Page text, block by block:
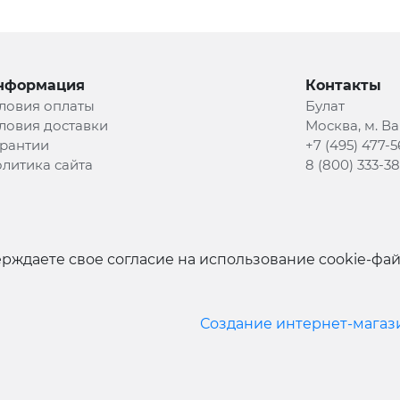
оплаты
доставки
сайта
Контакты
Булат
Москва, м.
+7 (495) 477-
8 (800) 333-
свое согласие на использование cookie-
Создание интернет-